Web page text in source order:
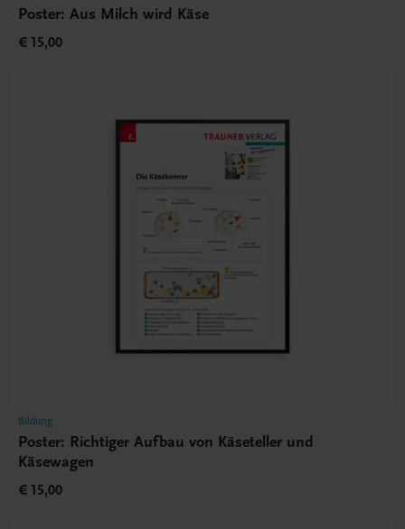
Poster: Aus Milch wird Käse
€ 15,00
Bildung
Poster: Richtiger Aufbau von Käseteller und
Käsewagen
€ 15,00